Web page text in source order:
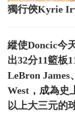
獨行俠Kyrie
縱使Doncic今
出32分11籃板
LeBron
West，成為史
以上大三元的